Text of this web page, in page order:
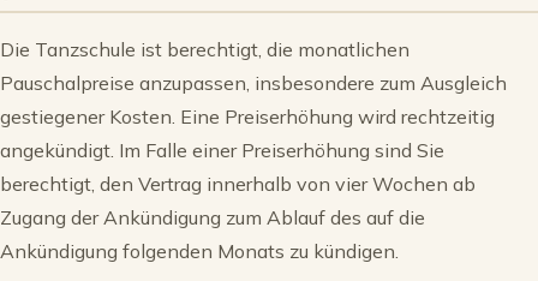
Die Tanzschule ist berechtigt, die monatlichen
Pauschalpreise anzupassen, insbesondere zum Ausgleich
gestiegener Kosten. Eine Preiserhöhung wird rechtzeitig
angekündigt. Im Falle einer Preiserhöhung sind Sie
berechtigt, den Vertrag innerhalb von vier Wochen ab
Zugang der Ankündigung zum Ablauf des auf die
Ankündigung folgenden Monats zu kündigen.